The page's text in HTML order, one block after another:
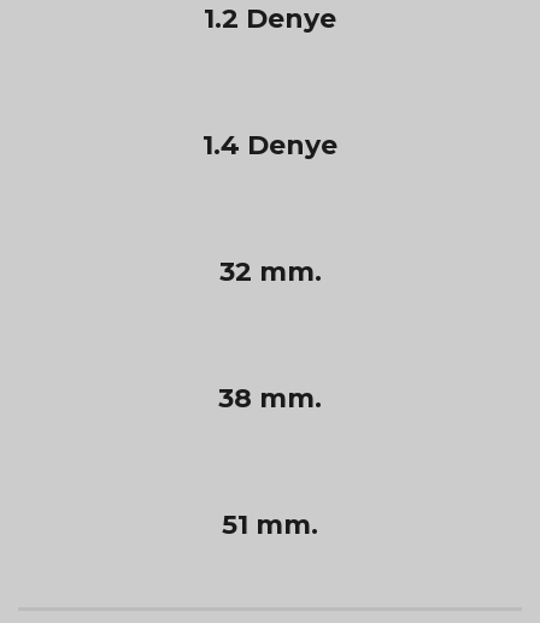
1.2 Denye
1.4 Denye
32 mm.
38 mm.
51 mm.